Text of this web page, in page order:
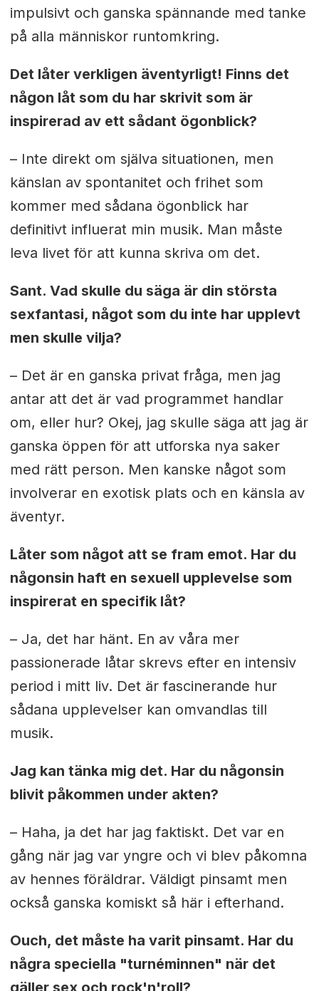
impulsivt och ganska spännande med tanke
på alla människor runtomkring.
Det låter verkligen äventyrligt! Finns det
någon låt som du har skrivit som är
inspirerad av ett sådant ögonblick?
– Inte direkt om själva situationen, men
känslan av spontanitet och frihet som
kommer med sådana ögonblick har
definitivt influerat min musik. Man måste
leva livet för att kunna skriva om det.
Sant. Vad skulle du säga är din största
sexfantasi, något som du inte har upplevt
men skulle vilja?
– Det är en ganska privat fråga, men jag
antar att det är vad programmet handlar
om, eller hur? Okej, jag skulle säga att jag är
ganska öppen för att utforska nya saker
med rätt person. Men kanske något som
involverar en exotisk plats och en känsla av
äventyr.
Låter som något att se fram emot. Har du
någonsin haft en sexuell upplevelse som
inspirerat en specifik låt?
– Ja, det har hänt. En av våra mer
passionerade låtar skrevs efter en intensiv
period i mitt liv. Det är fascinerande hur
sådana upplevelser kan omvandlas till
musik.
Jag kan tänka mig det. Har du någonsin
blivit påkommen under akten?
– Haha, ja det har jag faktiskt. Det var en
gång när jag var yngre och vi blev påkomna
av hennes föräldrar. Väldigt pinsamt men
också ganska komiskt så här i efterhand.
Ouch, det måste ha varit pinsamt. Har du
några speciella "turnéminnen" när det
gäller sex och rock'n'roll?